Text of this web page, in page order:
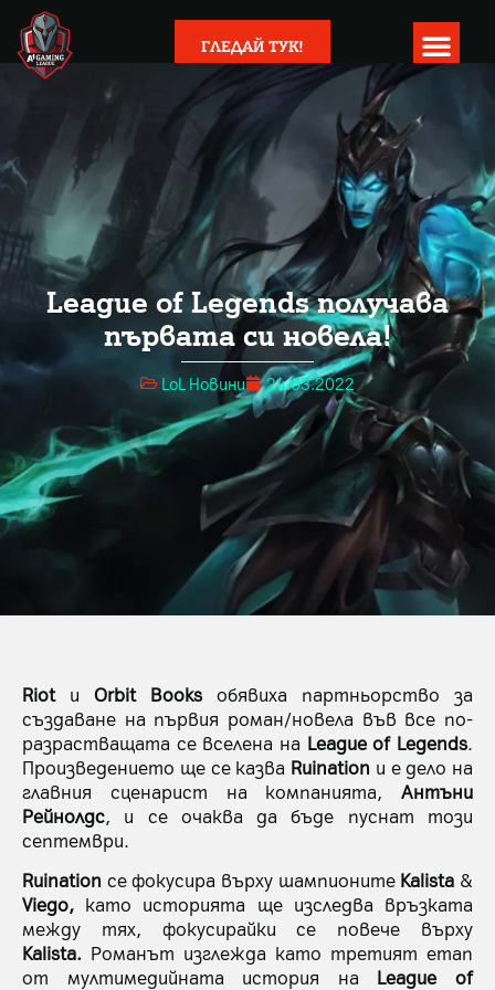
ГЛЕДАЙ ТУК!
League of Legends получава
първата си новела!
LoL Новини 24.03.2022
Riotи Orbit Books обявиха партньорство за
създаване на първия роман/новела във все по-
разрастващата се вселена на League of Legends.
Произведението ще се казва Ruination и е дело на
главния сценарист на компанията, Антъни
Рейнолдс, и се очаква да бъде пуснат този
септември.
Ruination се фокусира върху шампионите Kalista &
Viego, като историята ще изследва връзката
между тях, фокусирайки се повече върху
Kalista. Романът изглежда като третият етап
от мултимедийната история на League of